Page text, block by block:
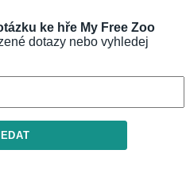
ke hře My Free Zoo
dotazy nebo vyhledej